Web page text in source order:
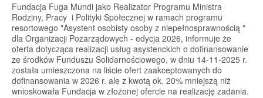
Fundacja Fuga Mundi jako Realizator Programu Ministra
Rodziny, Pracy i Polityki Społecznej w ramach programu
resortowego "Asystent osobisty osoby z niepełnosprawnością "
dla Organizacji Pozarządowych - edycja 2026, informuje że
oferta dotycząca realizacji usług asystenckich o dofinansowanie
ze środków Funduszu Solidarnościowego, w dniu 14-11-2025 r.
została umieszczona na liście ofert zaakceptowanych do
dofinansowania w 2026 r. ale z kwotą ok. 20% mniejszą niż
wnioskowała Fundacja w złożonej ofercie na realizację zadania.